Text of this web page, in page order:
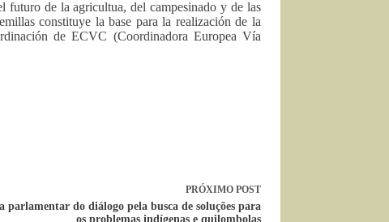
de la agricultua, del campesinado y de las
constituye la base para la realización de la
de ECVC (Coordinadora Europea Vía
PRÓXIMO POST
parlamentar do diálogo pela busca de soluções para
os problemas indígenas e quilombolas